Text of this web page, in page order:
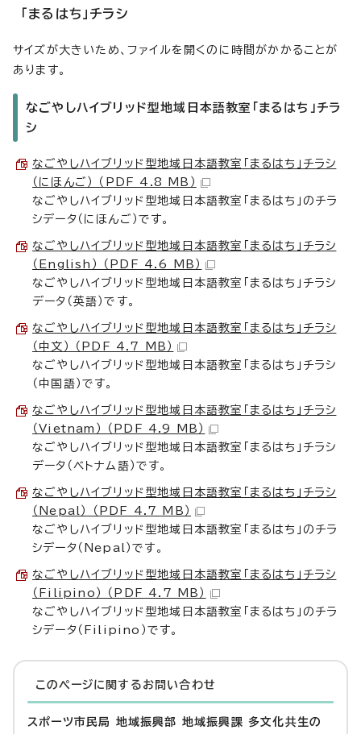
「まるはち」チラシ
サイズが大きいため、ファイルを開くのに時間がかかることが
あります。
なごやしハイブリッド型地域日本語教室「まるはち」チラ
シ
なごやしハイブリッド型地域日本語教室「まるはち」チラシ
（にほんご） （PDF 4.8 MB）
なごやしハイブリッド型地域日本語教室「まるはち」のチラ
シデータ（にほんご）です。
なごやしハイブリッド型地域日本語教室「まるはち」チラシ
（English） （PDF 4.6 MB）
なごやしハイブリッド型地域日本語教室「まるはち」チラシ
データ（英語）です。
なごやしハイブリッド型地域日本語教室「まるはち」チラシ
（中文） （PDF 4.7 MB）
なごやしハイブリッド型地域日本語教室「まるはち」チラシ
（中国語）です。
なごやしハイブリッド型地域日本語教室「まるはち」チラシ
（Vietnam） （PDF 4.9 MB）
なごやしハイブリッド型地域日本語教室「まるはち」チラシ
データ（ベトナム語）です。
なごやしハイブリッド型地域日本語教室「まるはち」チラシ
（Nepal） （PDF 4.7 MB）
なごやしハイブリッド型地域日本語教室「まるはち」のチラ
シデータ（Nepal）です。
なごやしハイブリッド型地域日本語教室「まるはち」チラシ
（Filipino） （PDF 4.7 MB）
なごやしハイブリッド型地域日本語教室「まるはち」のチラ
シデータ（Filipino）です。
このページに関する お問い合わせ
スポーツ市民局 地域振興部 地域振興課 多文化共生の